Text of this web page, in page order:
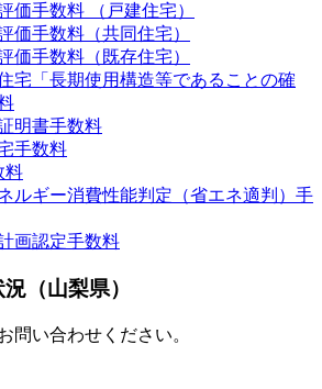
価手数料 （戸建住宅）
価手数料（共同住宅）
価手数料（既存住宅）
宅「長期使用構造等であることの確
明書手数料
手数料
料
ルギー消費性能判定（省エネ適判）手
画認定手数料
況 （山梨県）
問い合わせください。